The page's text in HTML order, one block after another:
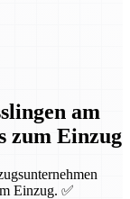
am
zum Einzug
Einzug. ✅